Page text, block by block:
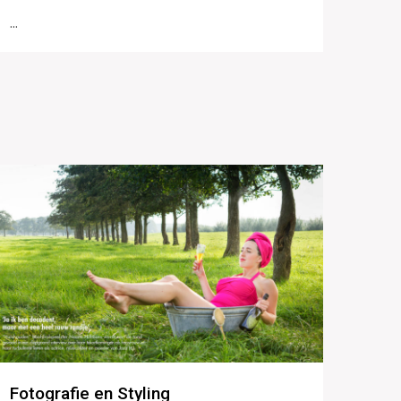
...
Fotografie en Styling